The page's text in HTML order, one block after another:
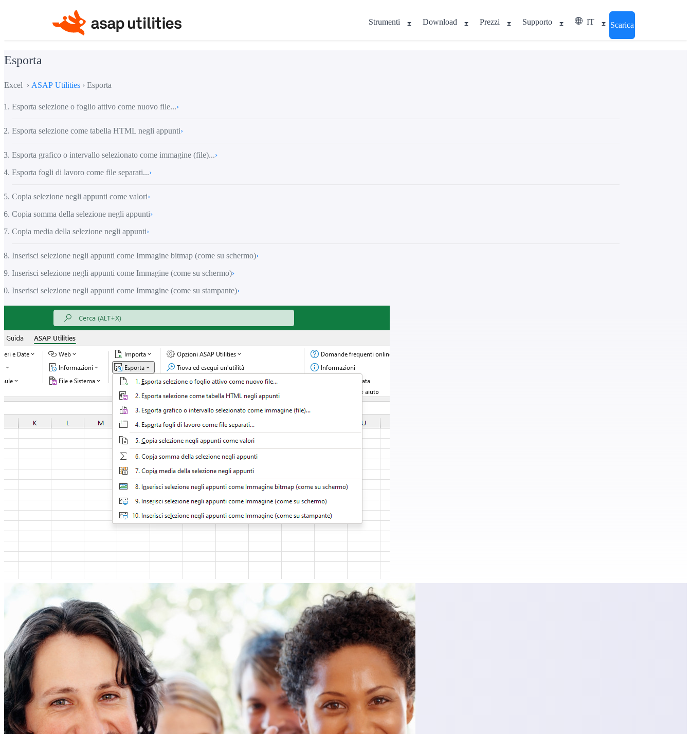
Strumenti Download Prezzi Supporto IT Scarica
Esporta
Excel › ASAP Utilities › Esporta
Esporta selezione o foglio attivo come nuovo file...›
Esporta selezione come tabella HTML negli appunti›
Esporta grafico o intervallo selezionato come immagine (file)...›
Esporta fogli di lavoro come file separati...›
Copia selezione negli appunti come valori›
Copia somma della selezione negli appunti›
Copia media della selezione negli appunti›
Inserisci selezione negli appunti come Immagine bitmap (come su schermo)›
Inserisci selezione negli appunti come Immagine (come su schermo)›
Inserisci selezione negli appunti come Immagine (come su stampante)›